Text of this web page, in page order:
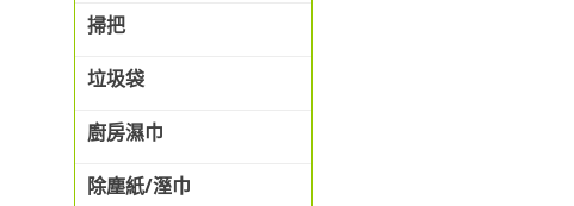
掃把
垃圾袋
廚房濕巾
除塵紙/溼巾